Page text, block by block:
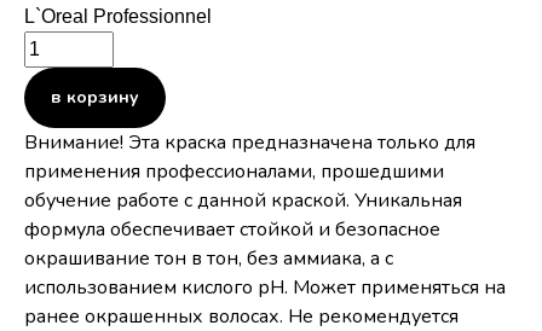
L`Oreal Professionnel
в корзину
Внимание! Эта краска предназначена только для
применения профессионалами, прошедшими
обучение работе с данной краской. Уникальная
формула обеспечивает стойкой и безопасное
окрашивание тон в тон, без аммиака, а с
использованием кислого рН. Может применяться на
ранее окрашенных волосах. Не рекомендуется